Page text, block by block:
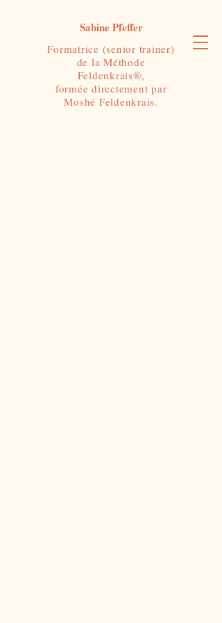
Sabine Pfeffer
Formatrice (senior trainer)
de la Méthode
Feldenkrais®,
formée directement par
Moshé Feldenkrais.